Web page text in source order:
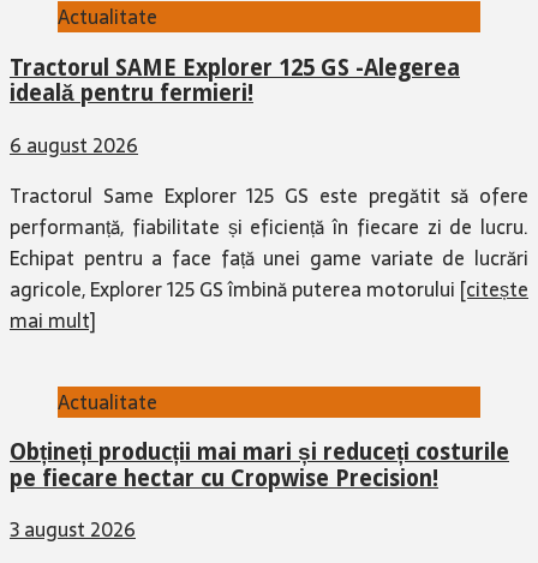
Actualitate
Tractorul SAME Explorer 125 GS -Alegerea
ideală pentru fermieri!
6 august 2026
Tractorul Same Explorer 125 GS este pregătit să ofere
performanță, fiabilitate și eficiență în fiecare zi de lucru.
Echipat pentru a face față unei game variate de lucrări
agricole, Explorer 125 GS îmbină puterea motorului [citește
mai mult]
Actualitate
Obțineți producții mai mari și reduceți costurile
pe fiecare hectar cu Cropwise Precision!
3 august 2026